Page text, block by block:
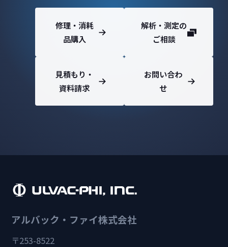
修理・消耗
品購入
解析・測定の
ご相談
見積もり・
資料請求
お問い合わ
せ
アルバック・ファイ株式会社
〒253-8522